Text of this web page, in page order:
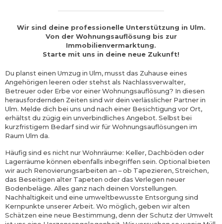
Wir sind deine professionelle Unterstützung in Ulm.
Von der Wohnungsauflösung bis zur
Immobilienvermarktung.
Starte mit uns in deine neue Zukunft!
Du planst einen Umzug in Ulm, musst das Zuhause eines
Angehörigen leeren oder stehst als Nachlassverwalter,
Betreuer oder Erbe vor einer Wohnungsauflösung? In diesen
herausfordernden Zeiten sind wir dein verlässlicher Partner in
Ulm. Melde dich bei uns und nach einer Besichtigung vor Ort,
erhältst du zügig ein unverbindliches Angebot. Selbst bei
kurzfristigem Bedarf sind wir für Wohnungsauflösungen im
Raum Ulm da.
Häufig sind es nicht nur Wohnräume: Keller, Dachböden oder
Lagerräume können ebenfalls inbegriffen sein. Optional bieten
wir auch Renovierungsarbeiten an – ob Tapezieren, Streichen,
das Beseitigen alter Tapeten oder das Verlegen neuer
Bodenbeläge. Alles ganz nach deinen Vorstellungen.
Nachhaltigkeit und eine umweltbewusste Entsorgung sind
Kernpunkte unserer Arbeit. Wo möglich, geben wir alten
Schätzen eine neue Bestimmung, denn der Schutz der Umwelt